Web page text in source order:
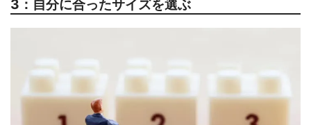
3：自分に合ったサイズを選ぶ